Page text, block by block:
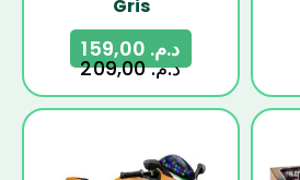
Gris
د.م.209,00
د.م.